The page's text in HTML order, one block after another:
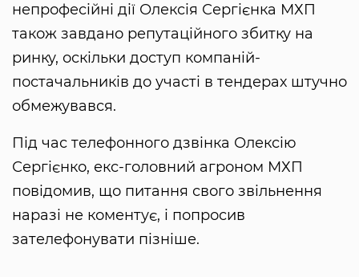
непрофесійні дії Олексія Сергієнка МХП
також завдано репутаційного збитку на
ринку, оскільки доступ компаній-
постачальників до участі в тендерах штучно
обмежувався.
Під час телефонного дзвінка Олексію
Сергієнко, екс-головний агроном МХП
повідомив, що питання свого звільнення
наразі не коментує, і попросив
зателефонувати пізніше.